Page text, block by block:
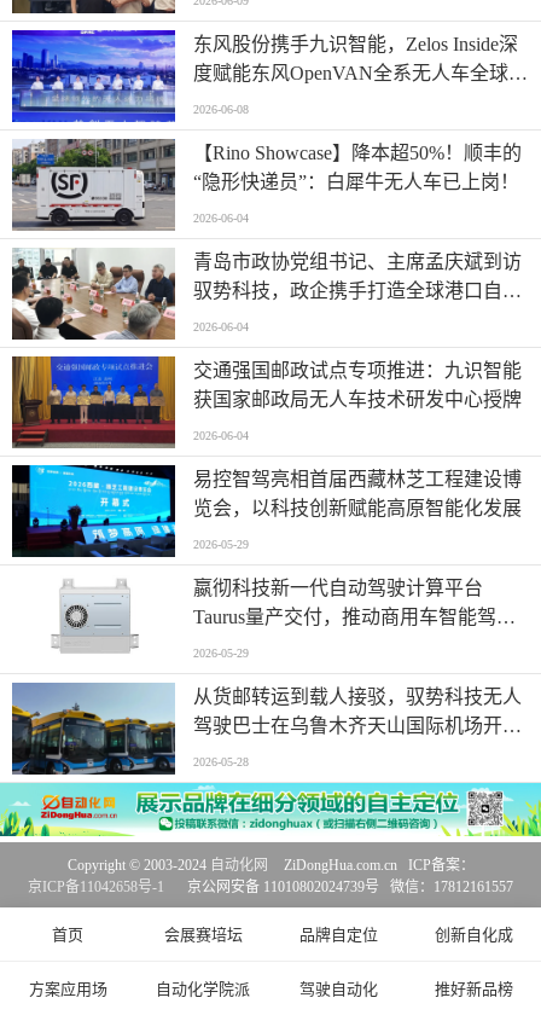
东风股份携手九识智能，Zelos Inside深
度赋能东风OpenVAN全系无人车全球首
发
2026-06-08
【Rino Showcase】降本超50%！顺丰的
“隐形快递员”：白犀牛无人车已上岗！
2026-06-04
青岛市政协党组书记、主席孟庆斌到访
驭势科技，政企携手打造全球港口自动
驾驶应用样板
2026-06-04
交通强国邮政试点专项推进：九识智能
获国家邮政局无人车技术研发中心授牌
2026-06-04
易控智驾亮相首届西藏林芝工程建设博
览会，以科技创新赋能高原智能化发展
2026-05-29
嬴彻科技新一代自动驾驶计算平台
Taurus量产交付，推动商用车智能驾驶
加速渗透
2026-05-29
从货邮转运到载人接驳，驭势科技无人
驾驶巴士在乌鲁木齐天山国际机场开启
无人化运营
2026-05-28
首页 会展赛培坛 品牌自定位 创新自化成
方案应用场 自动化学院派 驾驶自动化 推好新品榜
Copyright © 2003-2024 自动化网
ZiDongHua.com.cn ICP备案：
京ICP备11042658号-1
京公网安备 11010802024739号 微信：17812161557